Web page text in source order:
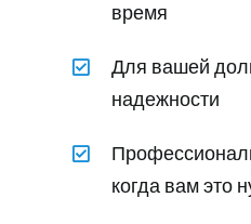
время
Для вашей
надежности
когда вам это